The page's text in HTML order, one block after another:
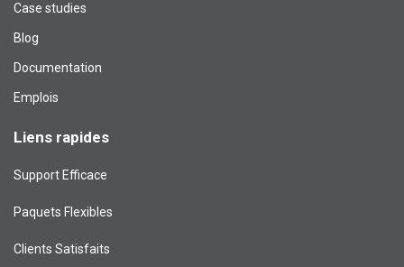
Case studies
Blog​
Documentation
Emplois
Liens rapides
Support Efficace
Paquets Flexibles
Clients Satisfaits